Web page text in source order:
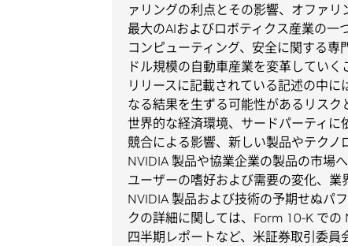
ァリングの利点とその影響、オファ
最大のAIおよびロボティクス産業の
コンピューティング、安全に関する専
ドル規模の自動車産業を変革してい
リリースに記載されている記述の中
なる結果を生ずる可能性があるリスク
世界的な経済環境、サードパーティ
競合による影響、新しい製品やテクノ
NVIDIA 製品や協業企業の製品の市場
ユーザーの嗜好および需要の変化、
NVIDIA 製品および技術の予期せぬパ
クの詳細に関しては、Form 10-K で
四半期レポートなど、米証券取引委員